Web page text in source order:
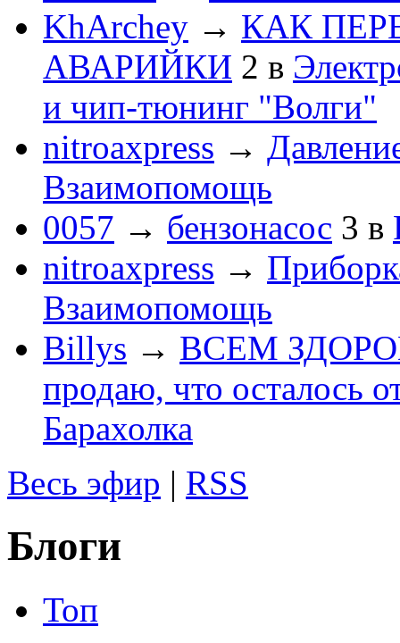
KhArchey → КАК
АВАРИЙКИ 2 в
и чип-тюнинг "Волги"
nitroaxpress →
Взаимопомощь
0057 → бензонасос 3 в
nitroaxpress →
Взаимопомощь
Billys → ВСЕМ
продаю, что осталось
Барахолка
Весь эфир | RSS
Блоги
Топ